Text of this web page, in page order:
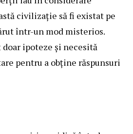
civilizație să fi existat pe
într-un mod misterios.
doar ipoteze și necesită
pentru a obține răspunsuri